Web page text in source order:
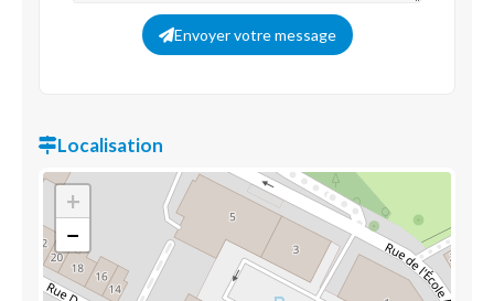
Envoyer votre message
Localisation
+
−